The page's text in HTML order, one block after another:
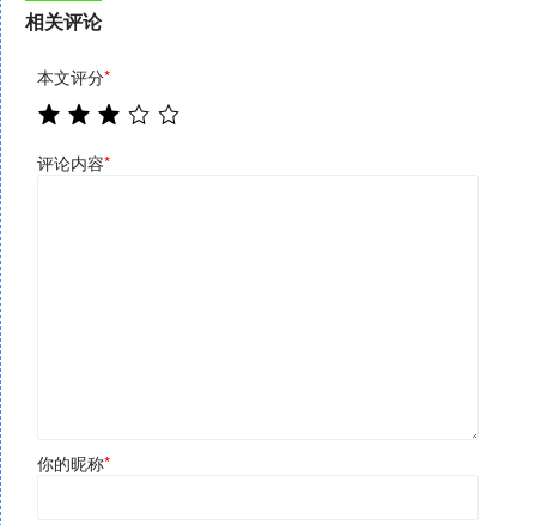
相关评论
本文评分*
评论内容*
你的昵称*